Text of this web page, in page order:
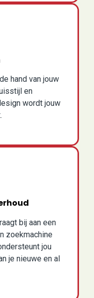
hand van jouw
en
wordt jouw
bij aan een
zoekmachine
jou
je nieuwe en al